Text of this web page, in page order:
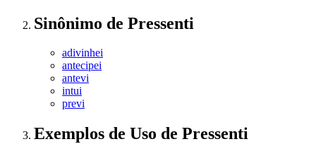
Sinônimo de Pressenti
adivinhei
antecipei
antevi
intui
previ
Exemplos de Uso de Pressenti